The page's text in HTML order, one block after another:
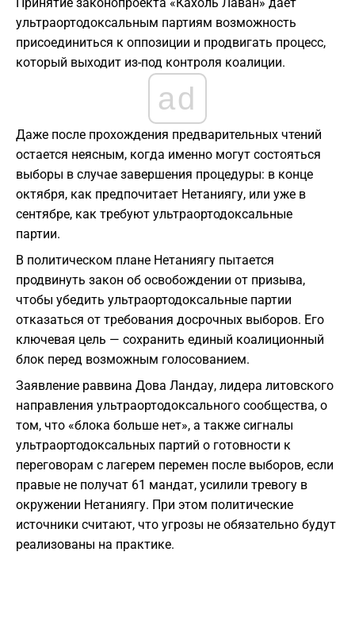
ультраортодоксальным партиям возможность
присоединиться к оппозиции и продвигать процесс,
который выходит из-под контроля коалиции.
ad
Даже после прохождения предварительных чтений
остается неясным, когда именно могут состояться
выборы в случае завершения процедуры: в конце
октября, как предпочитает Нетаниягу, или уже в
сентябре, как требуют ультраортодоксальные
партии.
В политическом плане Нетаниягу пытается
продвинуть закон об освобождении от призыва,
чтобы убедить ультраортодоксальные партии
отказаться от требования досрочных выборов. Его
ключевая цель — сохранить единый коалиционный
блок перед возможным голосованием.
Заявление раввина Дова Ландау, лидера литовского
направления ультраортодоксального сообщества, о
том, что «блока больше нет», а также сигналы
ультраортодоксальных партий о готовности к
переговорам с лагерем перемен после выборов, если
правые не получат 61 мандат, усилили тревогу в
окружении Нетаниягу. При этом политические
источники считают, что угрозы не обязательно будут
реализованы на практике.